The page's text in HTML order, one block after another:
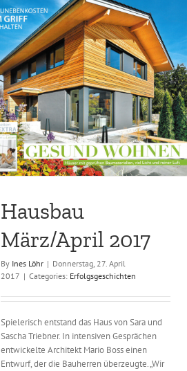
Hausbau
März/April 2017
By Ines Löhr | Donnerstag, 27. April
2017 | Categories: Erfolgsgeschichten
Spielerisch entstand das Haus von Sara und
Sascha Triebner. In intensiven Gesprächen
entwickelte Architekt Mario Boss einen
Entwurf, der die Bauherren überzeugte. „Wir
Effizienz Häuser Februar/März 2017
Erfolgsgeschichten